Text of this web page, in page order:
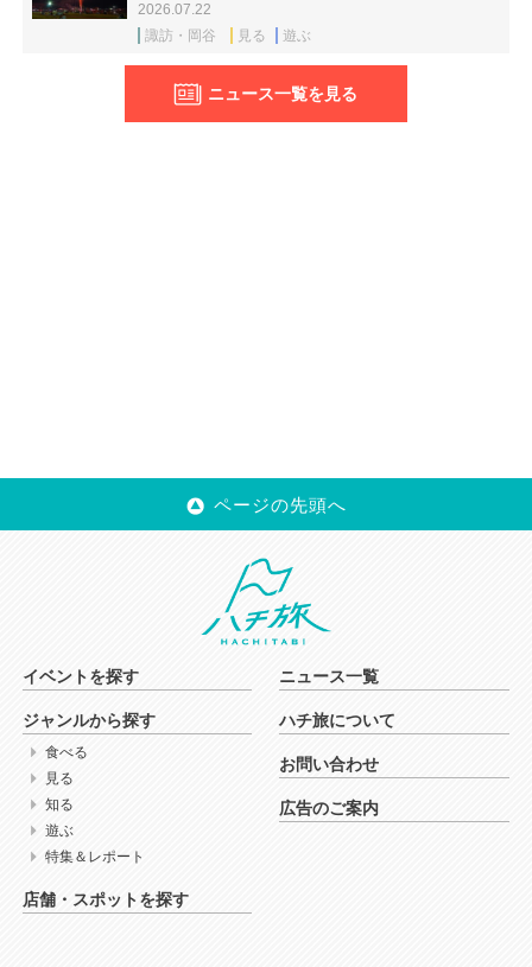
2026.07.22
諏訪・岡谷
見る 遊ぶ
ニュース一覧を見る
ページの先頭へ
イベントを探す
ジャンルから探す
食べる
見る
知る
遊ぶ
特集＆レポート
店舗・スポットを探す
ニュース一覧
ハチ旅について
お問い合わせ
広告のご案内